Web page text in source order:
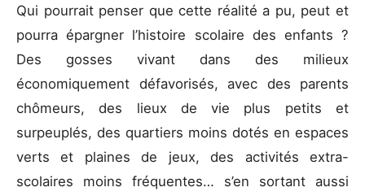
Qui pourrait penser que cette réalité a pu, peut et
pourra épargner l’histoire scolaire des enfants ?
Des gosses vivant dans des milieux
économiquement défavorisés, avec des parents
chômeurs, des lieux de vie plus petits et
surpeuplés, des quartiers moins dotés en espaces
verts et plaines de jeux, des activités extra-
scolaires moins fréquentes… s’en sortant aussi